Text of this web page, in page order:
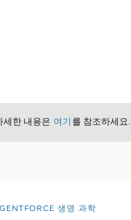
세한 내용은 여기 를 참조하세요.
생명 과학